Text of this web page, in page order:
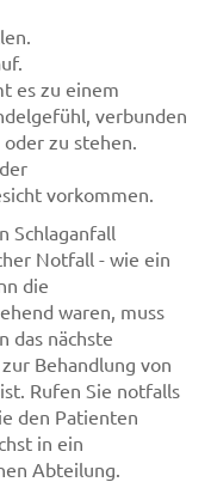
es zu einem
verbunden
zu stehen.
vorkommen.
Schlaganfall
Notfall - wie ein
die
waren, muss
das nächste
Behandlung von
Rufen Sie notfalls
den Patienten
in ein
Abteilung.